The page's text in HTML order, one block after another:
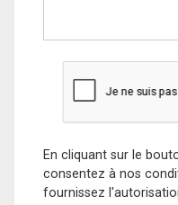
En cliquant sur le
consentez à nos
fournissez